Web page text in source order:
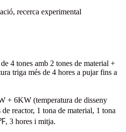
recerca experimental
4 tones amb 2 tones de material +
triga més de 4 hores a pujar fins a
+ 6KW (temperatura de disseny
reactor, 1 tona de material, 1 tona
3 hores i mitja.